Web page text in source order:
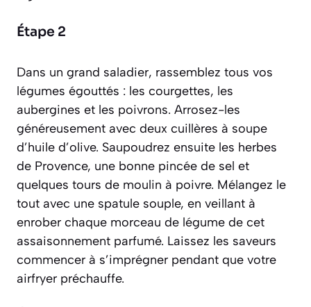
Étape 2
Dans un grand saladier, rassemblez tous vos
légumes égouttés : les courgettes, les
aubergines et les poivrons. Arrosez-les
généreusement avec deux cuillères à soupe
d’huile d’olive. Saupoudrez ensuite les herbes
de Provence, une bonne pincée de sel et
quelques tours de moulin à poivre. Mélangez le
tout avec une spatule souple, en veillant à
enrober chaque morceau de légume de cet
assaisonnement parfumé. Laissez les saveurs
commencer à s’imprégner pendant que votre
airfryer préchauffe.